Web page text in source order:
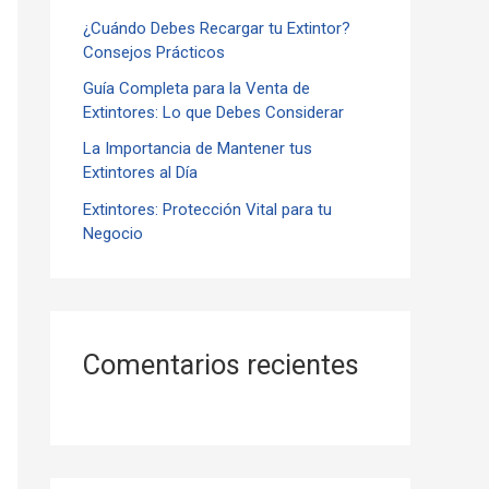
r¿Cuándo Debes Recargar tu Extintor?
Consejos Prácticos
Guía Completa para la Venta de
Extintores: Lo que Debes Considerar
La Importancia de Mantener tus
Extintores al Día
Extintores: Protección Vital para tu
Negocio
Comentarios recientes